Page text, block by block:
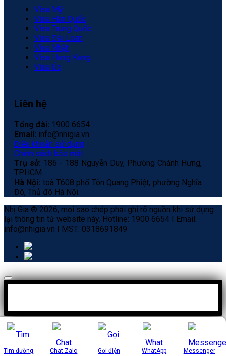
Visa Mỹ
Visa Hàn Quốc
Visa Trung Quốc
Visa Đài Loan
Visa Nhật
Visa Hong Kong
Visa Úc
Liên hệ
Tổng đài: 1900 6654
Email: info@nhigia.vn
Điều khoản sử dụng
Chính sách bảo mật
Trụ sở: 186 - 188 Nguyễn Duy, Phường Chánh Hưng,
TP.HCM.
Hà Nội: toà T608 phố Tôn Quang Phiệt, phường Nghĩa
Đô, Thủ đô Hà Nội.
Tìm đường Chat Zalo Gọi điện WhatApp Messenger
Nhị Gia ® 2026, mọi sao chép phải ghi rõ nguồn khi sử dụng
lại thông tin từ website này. Hotline: 1900 6654 I Email:
info@nhigia.vn I MST: 0318691849